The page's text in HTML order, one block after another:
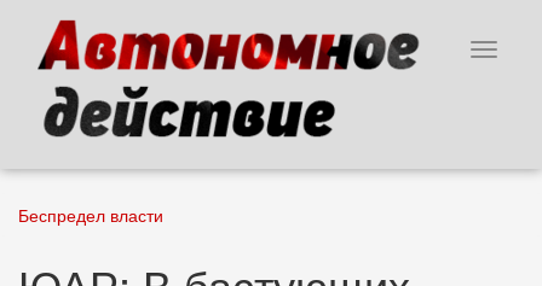
основному
содержанию
Toggle
Беспредел власти